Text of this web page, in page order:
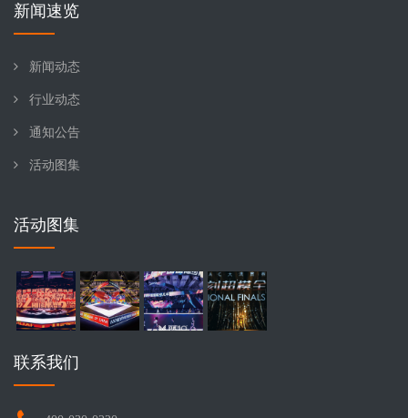
新闻速览
新闻动态
行业动态
通知公告
活动图集
活动图集
联系我们